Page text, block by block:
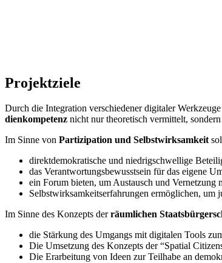
Pro­jekt­zie­le
Durch die In­te­gra­ti­on ver­schie­de­ner di­gi­ta­ler
di­en­kom­pe­tenz nicht nur theo­re­tisch ver­mit­telt,
Im Sin­ne von Par­ti­zi­pa­ti­on und Selbst­wirk­sam­keit
di­rekt­de­mo­kra­ti­sche und nied­rig­schwel­li­ge
das Ver­ant­wor­tungs­be­wusst­sein für das ei­ge­ne
ein Fo­rum bie­ten, um Aus­tausch und
Selbst­wirk­sam­keits­er­fah­run­gen er­mög­li­chen, um
Im Sin­ne des Kon­zepts derräum­li­chen
die Stär­kung des Um­gangs mit di­gi­ta­len Tools
Die Um­set­zung des Kon­zepts der “Spa­ti­al
Die Er­ar­bei­tung von Ideen zur Teil­ha­be an